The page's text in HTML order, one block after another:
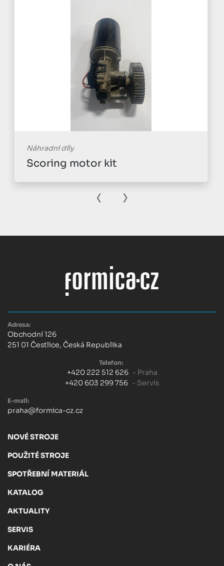
Náhradní díly
Scoring motor kit
‹ ›
Adresa:
Obchodní 126
251 01 Čestlice, Česká Republika
Telefon:
+420 222 512 626 - Praha
+420 603 299 756 - Servis
E-mail:
praha@formica-cz.cz
NOVÉ STROJE
POUŽITÉ STROJE
SPOTŘEBNÍ MATERIÁL
KATALOG
AKTUALITY
SERVIS
KARIÉRA